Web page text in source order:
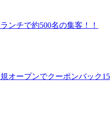
ンチで約500名の集客！！
オープンでクーポンバック